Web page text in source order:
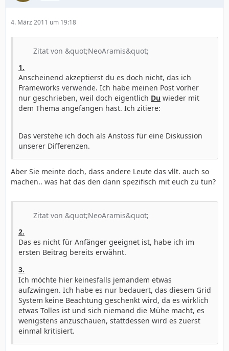
4. März 2011 um 19:18
Zitat von &quot;NeoAramis&quot;
1.
Anscheinend akzeptierst du es doch nicht, das ich
Frameworks verwende. Ich habe meinen Post vorher
nur geschrieben, weil doch eigentlich Du wieder mit
dem Thema angefangen hast. Ich zitiere:
Das verstehe ich doch als Anstoss für eine Diskussion
unserer Differenzen.
Aber Sie meinte doch, dass andere Leute das vllt. auch so
machen.. was hat das den dann spezifisch mit euch zu tun?
Zitat von &quot;NeoAramis&quot;
2.
Das es nicht für Anfänger geeignet ist, habe ich im
ersten Beitrag bereits erwähnt.
3.
Ich möchte hier keinesfalls jemandem etwas
aufzwingen. Ich habe es nur bedauert, das diesem Grid
System keine Beachtung geschenkt wird, da es wirklich
etwas Tolles ist und sich niemand die Mühe macht, es
wenigstens anzuschauen, stattdessen wird es zuerst
einmal kritisiert.